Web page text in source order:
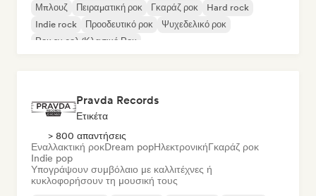
Μπλουζ Πειραματική ροκ Γκαράζ ροκ
Hard rock
Indie rock
Προοδευτικό ροκ
Ψυχεδελικό ροκ
Ροκ εν ρολ/Κλασικό Ροκ
Pravda Records
Ετικέτα
> 800 απαντήσεις
Εναλλακτική ροκDream popΗλεκτρονικήΓκαράζ ροκ
Indie pop
Υπογράψουν συμβόλαιο με καλλιτέχνες ή
κυκλοφορήσουν τη μουσική τους